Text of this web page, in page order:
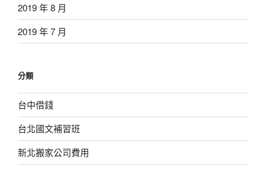
2019 年 8 月
2019 年 7 月
分類
台中借錢
台北國文補習班
新北搬家公司費用